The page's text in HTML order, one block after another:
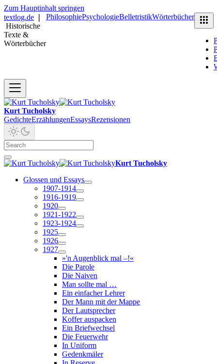
Zum Hauptinhalt springen
textlog.de
Historische
Texte &
Wörterbücher
PhilosophiePsychologieBelletristikWörterbücher
Kurt Tucholsky
GedichteErzählungenEssaysRezensionen
Kurt Tucholsky
Glossen und Essays
1907-1914
1916-1919
1920
1921-1922
1923-1924
1925
1926
1927
»'n Augenblick mal –!«
Die Parole
Die Naiven
Man sollte mal …
Ein einfacher Lehrer
Der Mann mit der Mappe
Der Lautsprecher
Koffer auspacken
Ein Briefwechsel
Die Feuerwehr
In Uniform
Gedenkmäler